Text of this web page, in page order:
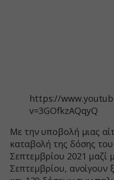
https://
v=3GOfkzAQqyQ
Με την υποβολή μιας
καταβολή της δόσης
Σεπτεμβρίου 2021 μαζί
Σεπτεμβρίου, ανοίγουν